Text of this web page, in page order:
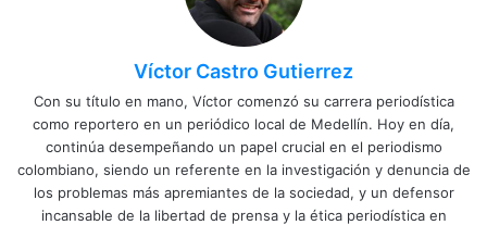
Víctor Castro Gutierrez
Con su título en mano, Víctor comenzó su carrera periodística
como reportero en un periódico local de Medellín. Hoy en día,
continúa desempeñando un papel crucial en el periodismo
colombiano, siendo un referente en la investigación y denuncia de
los problemas más apremiantes de la sociedad, y un defensor
incansable de la libertad de prensa y la ética periodística en